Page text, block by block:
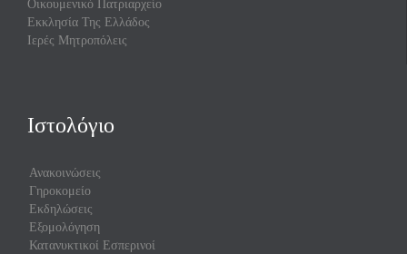
Οικουμενικό Πατριαρχείο
Εκκλησία Της Ελλάδος
Ιερές Μητροπόλεις
Ιστολόγιο
Ανακοινώσεις
Γηροκομείο
Εκδηλώσεις
Εξομολόγηση
Κατανυκτικοί Εσπερινοί